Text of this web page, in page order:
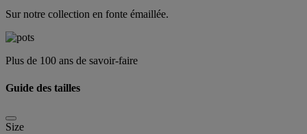
Sur notre collection en fonte émaillée.
Plus de 100 ans de savoir-faire
Guide des tailles
Size